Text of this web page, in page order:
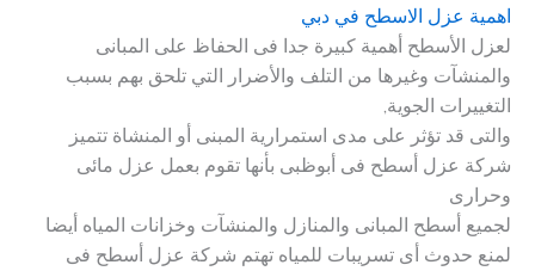
اهمية عزل الاسطح في دبي
لعزل الأسطح أهمية كبيرة جدا فى الحفاظ على المبانى
والمنشآت وغيرها من التلف والأضرار التي تلحق بهم بسبب
التغييرات الجوية,
والتى قد تؤثر على مدى استمرارية المبنى أو المنشاة تتميز
شركة عزل أسطح فى أبوظبى بأنها تقوم بعمل عزل مائى
وحرارى
لجميع أسطح المبانى والمنازل والمنشآت وخزانات المياه أيضا
لمنع حدوث أى تسريبات للمياه تهتم شركة عزل أسطح فى